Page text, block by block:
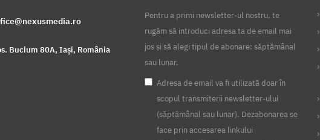
Bucium 80A, Iași, România
Pentru a primi newsletter-ul nostru, te
rugăm să introduci adresa ta de email mai
jos și să alegi tipul de abonare: săptămânal
sau lunar.
Adresa de email va fi utilizată doar în
scopul transmiterii newsletter-ului
(săptămânal sau lunar). Dezabonarea se
face prin accesarea linkului